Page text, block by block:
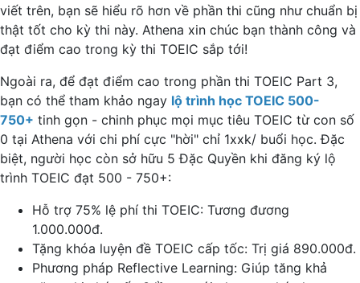
viết trên, bạn sẽ hiểu rõ hơn về phần thi cũng như chuẩn bị
thật tốt cho kỳ thi này. Athena xin chúc bạn thành công và
đạt điểm cao trong kỳ thi TOEIC sắp tới!
Ngoài ra, để đạt điểm cao trong phần thi TOEIC Part 3,
bạn có thể tham khảo ngay ​​ lộ trình học TOEIC 500-
750+ tinh gọn - chinh phục mọi mục tiêu TOEIC từ con số
0 tại Athena với chi phí cực "hời" chỉ 1xxk/ buổi học. Đặc
biệt, người học còn sở hữu 5 Đặc Quyền khi đăng ký lộ
trình TOEIC đạt 500 - 750+:
Hỗ trợ 75% lệ phí thi TOEIC: Tương đương
1.000.000đ.
Tặng khóa luyện đề TOEIC cấp tốc: Trị giá 890.000đ.
Phương pháp Reflective Learning: Giúp tăng khả